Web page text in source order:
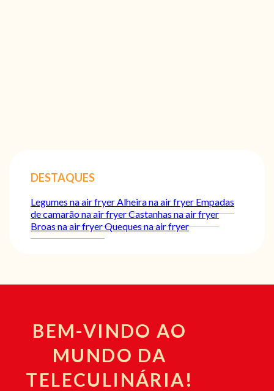
DESTAQUES
Legumes na air fryerAlheira na air fryer Empadas
de camarão na air fryerCastanhas na air fryer
Broas na air fryerQueques na air fryer
BEM-VINDO AO
MUNDO DA
TELECULINÁRIA!